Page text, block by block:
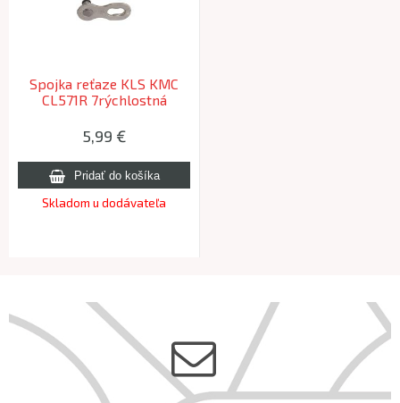
Spojka reťaze KLS KMC
CL571R 7rýchlostná
5,99 €
Skladom u dodávateľa